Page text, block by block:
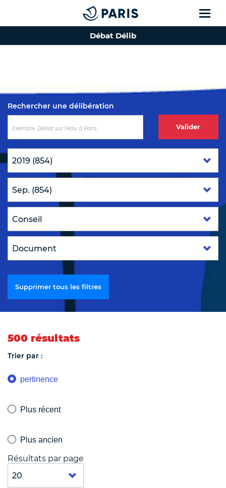
Top of the page
Débat Délib
Rechercher une délibération
Valider
Supprimer tous les filtres
500 résultats
Trier par :
pertinence
Plus récent
Plus ancien
Résultats par page